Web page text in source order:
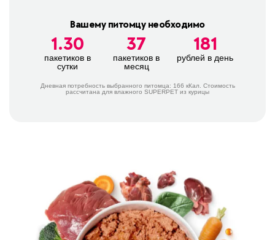
Вашему питомцу необходимо
1.30
пакетиков в
сутки
37
пакетиков в
месяц
181
рублей в день
Дневная потребность выбранного питомца: 166 кКал. Стоимость
расcчитана для влажного SUPERPET из курицы